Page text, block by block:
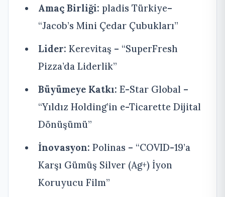
Amaç Birliği: pladis Türkiye–
“Jacob’s Mini Çedar Çubukları”
Lider: Kerevitaş – “SuperFresh
Pizza’da Liderlik”
Büyümeye Katkı: E-Star Global –
“Yıldız Holding’in e-Ticarette Dijital
Dönüşümü”
İnovasyon: Polinas – “COVID-19’a
Karşı Gümüş Silver (Ag+) İyon
Koruyucu Film”